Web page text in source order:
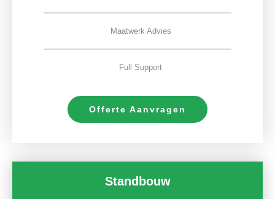
Maatwerk Advies
Full Support
Offerte Aanvragen
Standbouw